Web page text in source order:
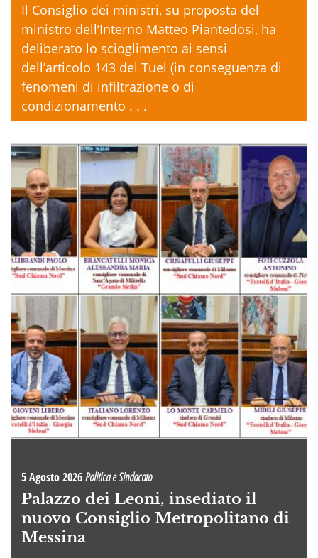
Il Consiglio dei ministri, su proposta del
ministro dell’Interno Matteo Piantedosi, ha
deliberato lo scioglimento ai sensi
dell’articolo 143 del Tuel (in conseguenza di
fenomeni di infiltrazione o di
condizionamento . . .
5 Agosto 2026Politica e Sindacato
Palazzo dei Leoni, insediato il
nuovo Consiglio Metropolitano di
Messina